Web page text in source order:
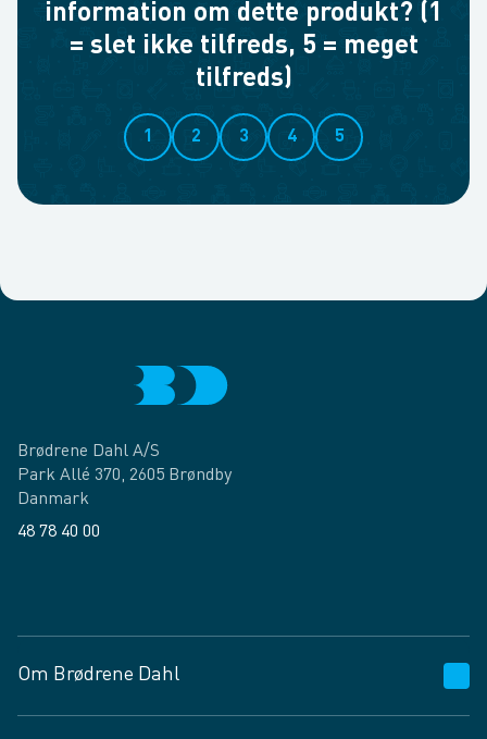
information om dette produkt? (1
= slet ikke tilfreds, 5 = meget
tilfreds)
1 2 3 4 5
Brødrene Dahl A/S
Park Allé 370, 2605 Brøndby
Danmark
48 78 40 00
Om Brødrene Dahl